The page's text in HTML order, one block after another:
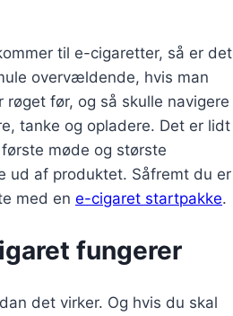
til e-cigaretter, så er det
overvældende, hvis man
før, og så skulle navigere
tanke og opladere. Det er lidt
møde og største
ud af produktet. Såfremt du er
med en e-cigaret startpakke.
fungerer
det virker. Og hvis du skal